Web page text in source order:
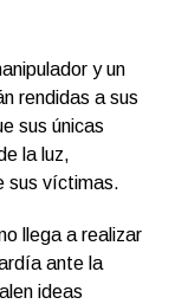
y un
rendidas a sus
sus únicas
la luz,
sus víctimas.
llega a realizar
ante la
ideas